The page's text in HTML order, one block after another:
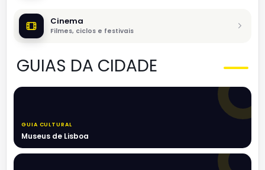
Cinema
Filmes, ciclos e festivais
GUIAS DA CIDADE
GUIA CULTURAL
Museus de Lisboa